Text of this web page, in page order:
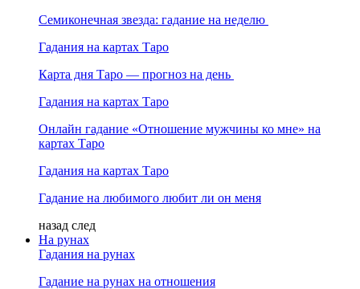
Семиконечная звезда: гадание на неделю
Гадания на картах Таро
Карта дня Таро — прогноз на день
Гадания на картах Таро
Онлайн гадание «Отношение мужчины ко мне» на
картах Таро
Гадания на картах Таро
Гадание на любимого любит ли он меня
назад след
На рунах
Гадания на рунах
Гадание на рунах на отношения